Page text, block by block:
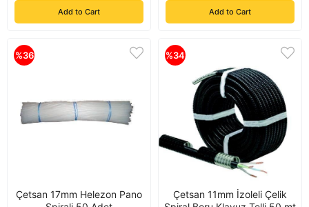
Add to Cart Add to Cart
Çetsan 17mm Helezon Pano
%36
Çetsan 11mm İzoleli Çelik
%34